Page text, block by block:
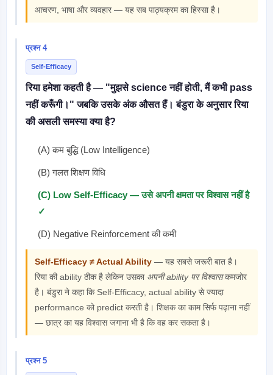
आचरण, भाषा और व्यवहार — यह सब पाठ्यक्रम का हिस्सा है।
प्रश्न 4
Self-Efficacy
रिया हमेशा कहती है — "मुझसे science नहीं होती, मैं कभी pass
नहीं करूँगी।" जबकि उसके अंक औसत हैं। बंडुरा के अनुसार रिया
की असली समस्या क्या है?
(A) कम बुद्धि (Low Intelligence)
(B) गलत शिक्षण विधि
(C) Low Self-Efficacy — उसे अपनी क्षमता पर विश्वास नहीं है
✓
(D) Negative Reinforcement की कमी
Self-Efficacy ≠ Actual Ability — यह सबसे जरूरी बात है।
रिया की ability ठीक है लेकिन उसका अपनी ability पर विश्वासकमजोर
है। बंडुरा ने कहा कि Self-Efficacy, actual ability से ज्यादा
performance को predict करती है। शिक्षक का काम सिर्फ पढ़ाना नहीं
— छात्र का यह विश्वास जगाना भी है कि वह कर सकता है।
प्रश्न 5